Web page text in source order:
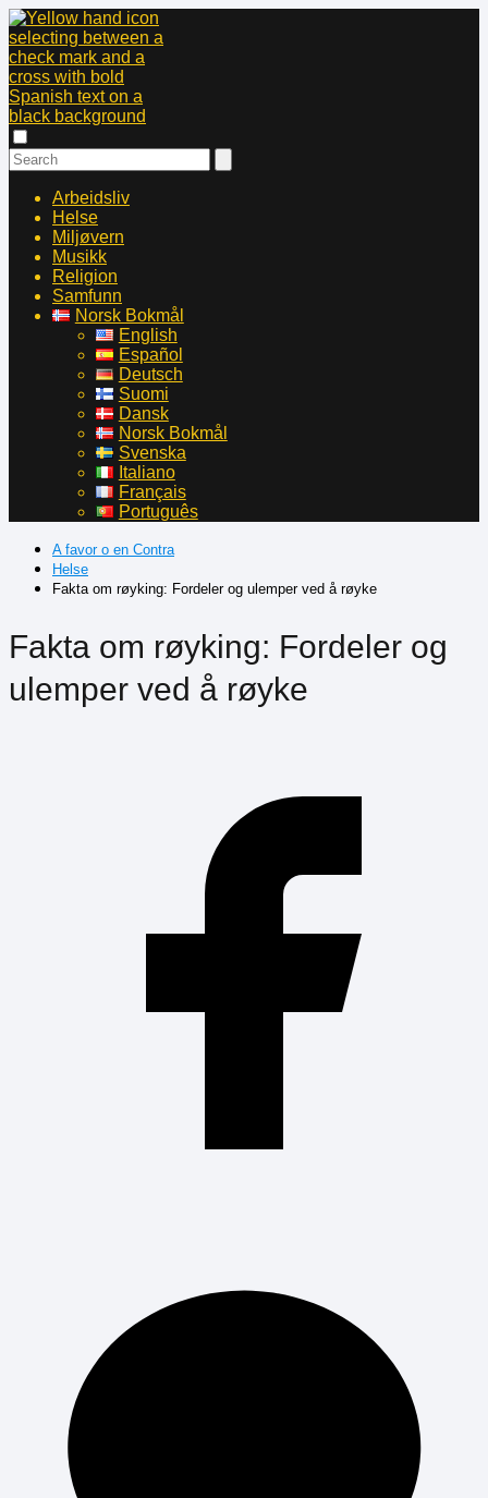
Arbeidsliv
Helse
Miljøvern
Musikk
Religion
Samfunn
Norsk Bokmål
English
Español
Deutsch
Suomi
Dansk
Norsk Bokmål
Svenska
Italiano
Français
Português
A favor o en Contra
Helse
Fakta om røyking: Fordeler og ulemper ved å røyke
Fakta om røyking: Fordeler og
ulemper ved å røyke